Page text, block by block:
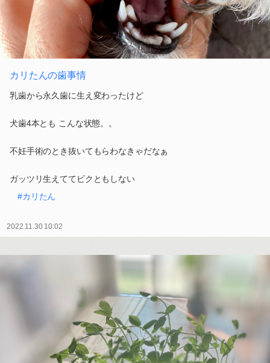
カリたんの歯事情
乳歯から永久歯に生え変わったけど
犬歯4本とも こんな状態。。
不妊手術のとき抜いてもらわなきゃだなぁ
ガッツリ生えててビクともしない
#カリたん
2022.11.30 10:02